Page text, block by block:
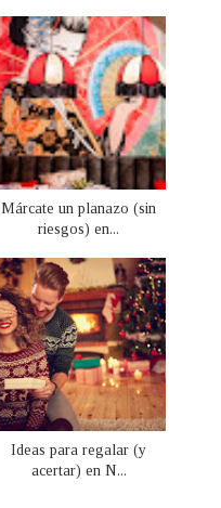
Márcate un planazo (sin
riesgos) en...
Ideas para regalar (y
acertar) en N...